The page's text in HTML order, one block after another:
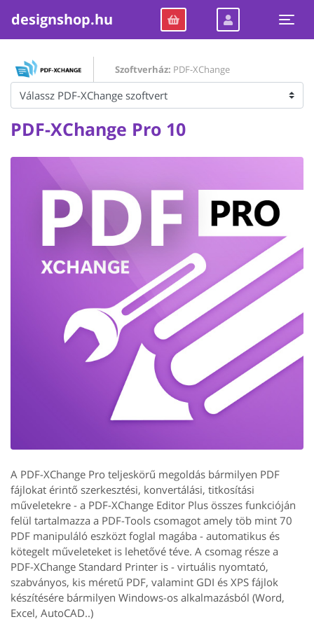
designshop.hu
Szoftverház: PDF-XChange
PDF-XChange Pro 10
A PDF-XChange Pro teljeskörű megoldás bármilyen PDF
fájlokat érintő szerkesztési, konvertálási, titkosítási
műveletekre - a PDF-XChange Editor Plus összes funkcióján
felül tartalmazza a PDF-Tools csomagot amely töb mint 70
PDF manipuláló eszközt foglal magába - automatikus és
kötegelt műveleteket is lehetővé téve. A csomag része a
PDF-XChange Standard Printer is - virtuális nyomtató,
szabványos, kis méretű PDF, valamint GDI és XPS fájlok
készítésére bármilyen Windows-os alkalmazásból (Word,
Excel, AutoCAD..)